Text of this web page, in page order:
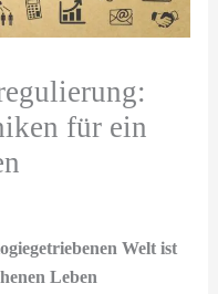
für ein
Welt ist
Leben